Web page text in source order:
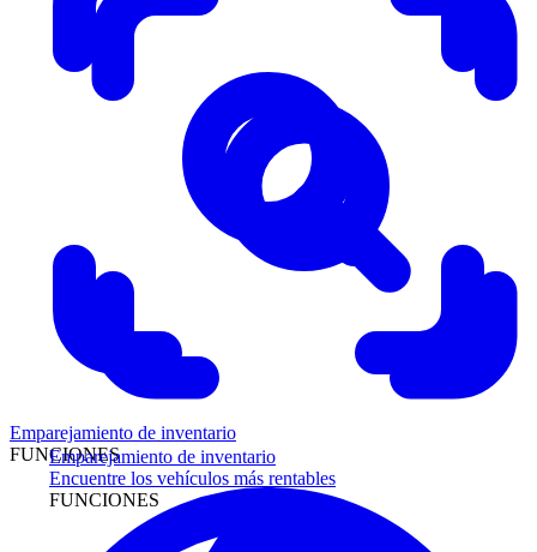
Emparejamiento de inventario
Encuentre los vehículos más rentables
FUNCIONES
Emparejamiento de inventario
FUNCIONES